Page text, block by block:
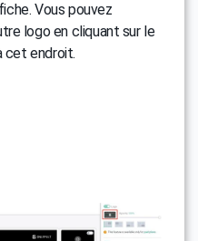
Vous pouvez
logo en cliquant sur le
cet endroit.